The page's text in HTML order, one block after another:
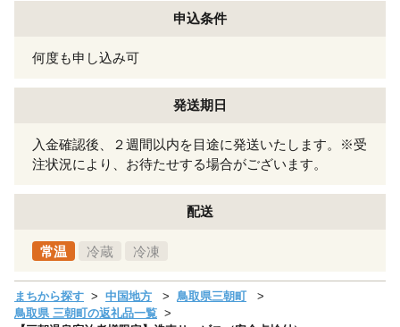
申込条件
何度も申し込み可
発送期日
入金確認後、２週間以内を目途に発送いたします。※受
注状況により、お待たせする場合がございます。
配送
常温 冷蔵 冷凍
まちから探す 中国地方
鳥取県三朝町
鳥取県 三朝町の返礼品一覧